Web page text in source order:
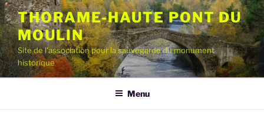
Aller
au
contenu
principal
THORAME-HAUTE PONT DU
MOULIN
Site de l'association pour la sauvegarde du monument
historique
Menu